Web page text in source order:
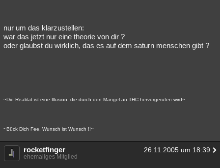
nur um das klarzustellen:
war das jetzt nur eine theorie von dir ?
oder glaubst du wirklich, das es auf dem saturn menschen gibt ?
~Die Realität ist eine Illusion, die durch den Mangel an THC hervorgerufen wird~
~Bück Dich Fee, Wunsch ist Wunsch !!~
rocketfinger 26.11.2005 um 18:39
ehemaliges Mitglied